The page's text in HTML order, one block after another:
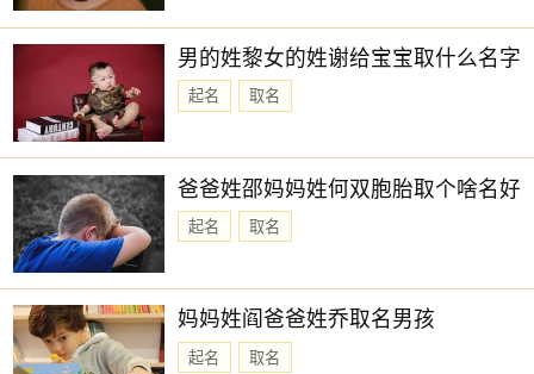
时柱：辛卯 时冲：冲鸡 吉凶：玉堂(吉)
吉神：玉堂
凶神：日刑
时辰：辰时 时间：7:00:00-8:59:59
时柱：壬辰 时冲：冲狗 吉凶：天牢(凶)
吉神：无
凶神：天牢
时辰：巳时 时间：9:00:00-10:59:59
时柱：癸巳 时冲：冲猪 吉凶：玄武(凶)
男的姓黎女的姓谢给宝宝取什么名字
起名 取名
爸爸姓邵妈妈姓何双胞胎取个啥名好
起名 取名
妈妈姓阎爸爸姓乔取名男孩
起名 取名